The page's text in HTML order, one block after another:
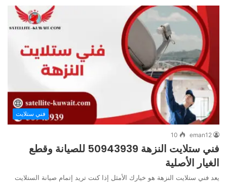
فني ستلايت
eman12
10
فني ستلايت النزهة 50943939 للصيانة وقطع
الغيار الأصلية
يعد فني ستلايت النزهة هو خيارك الأمثل إذا كنت تريد إتمام صيانة الستلايت